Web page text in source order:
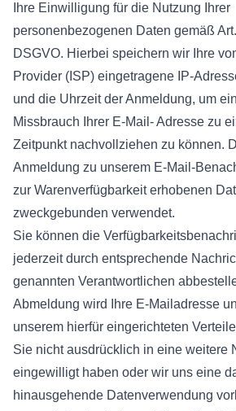
Ihre Einwilligung für die Nutzung Ihrer
personenbezogenen Daten gemäß
DSGVO. Hierbei speichern wir Ihre
Provider (ISP) eingetragene IP-
und die Uhrzeit der Anmeldung, um
Missbrauch Ihrer E-Mail- Adresse zu
Zeitpunkt nachvollziehen zu können.
Anmeldung zu unserem E-Mail-
zur Warenverfügbarkeit erhobenen
zweckgebunden verwendet.
Sie können die
jederzeit durch entsprechende
genannten Verantwortlichen
Abmeldung wird Ihre E-Mailadresse
unserem hierfür eingerichteten
Sie nicht ausdrücklich in eine weitere
eingewilligt haben oder wir uns eine
hinausgehende Datenverwendung